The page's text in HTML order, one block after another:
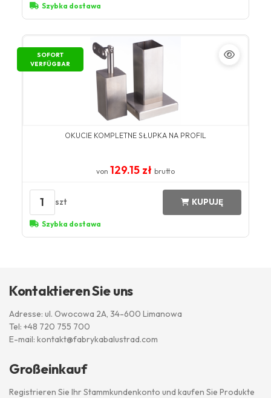
Szybka dostawa
SOFORT
VERFÜGBAR
OKUCIE KOMPLETNE SŁUPKA NA PROFIL
von 129.15 zł brutto
1 szt KUPUJĘ
Szybka dostawa
Kontaktieren Sie uns
Adresse: ul. Owocowa 2A, 34-600 Limanowa
Tel: +48 720 755 700
E-mail: kontakt@fabrykabalustrad.com
Großeinkauf
Registrieren Sie Ihr Stammkundenkonto und kaufen Sie Produkte